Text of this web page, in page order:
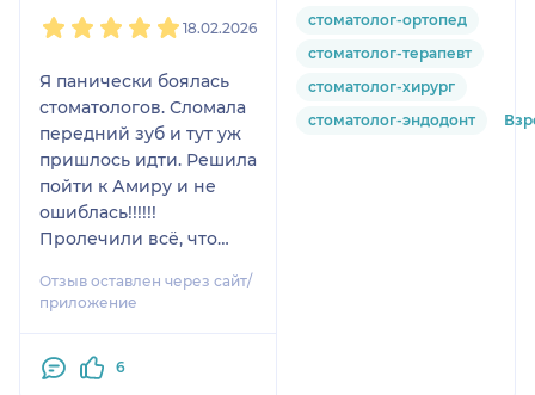
18.02.2026
Я панически боялась
стоматологов. Сломала
передний зуб и тут уж
пришлось идти. Решила
пойти к Амиру и не
ошиблась!!!!!!
Пролечили всё, что
таким спокойствием я
ещё никогда не ходила
Огромное спасибо!!!!
Отзыв оставлен через сайт/
приложение
6
стоматолог-ортопед
стоматолог-терапевт
стоматолог-хирург
стоматолог-эндодонт